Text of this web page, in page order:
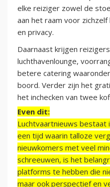
elke reiziger zowel de
aan het raam voor
en privacy.
Daarnaast krijgen
luchthavenlounge,
betere catering
boord. Verder zijn het
het inchecken van twee
Even dit:
Luchtvaartnieuws bestaat
een tijd waarin talloze
nieuwkomers met veel
schreeuwen, is het
platforms te hebben die
maar ook perspectief en